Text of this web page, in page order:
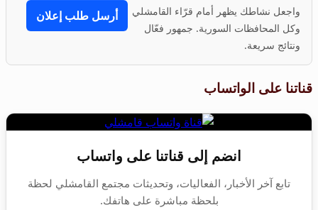
واجعل نشاطك يظهر أمام قرّاء القامشلي
وكل المحافظات السورية. جمهور فعّال
ونتائج سريعة.
أرسل طلب إعلان
قناتنا على الواتساب
انضم إلى قناتنا على واتساب
تابع آخر الأخبار، الفعاليات، وتحديثات مجتمع القامشلي لحظة
بلحظة مباشرة على هاتفك.